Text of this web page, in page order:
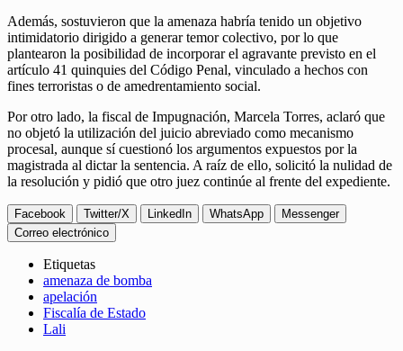
Además, sostuvieron que la amenaza habría tenido un objetivo
intimidatorio dirigido a generar temor colectivo, por lo que
plantearon la posibilidad de incorporar el agravante previsto en el
artículo 41 quinquies del Código Penal, vinculado a hechos con
fines terroristas o de amedrentamiento social.
Por otro lado, la fiscal de Impugnación, Marcela Torres, aclaró que
no objetó la utilización del juicio abreviado como mecanismo
procesal, aunque sí cuestionó los argumentos expuestos por la
magistrada al dictar la sentencia. A raíz de ello, solicitó la nulidad de
la resolución y pidió que otro juez continúe al frente del expediente.
Facebook Twitter/X LinkedIn WhatsApp
Messenger
Correo electrónico
Etiquetas
amenaza de bomba
apelación
Fiscalía de Estado
Lali